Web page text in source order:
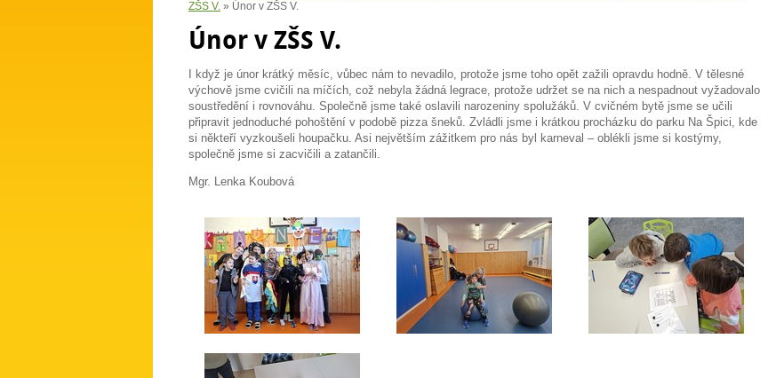
ZŠS V. » Únor v ZŠS V.
Únor v ZŠS V.
I když je únor krátký měsíc, vůbec nám to nevadilo, protože jsme toho opět zažili opravdu hodně. V tělesné
výchově jsme cvičili na míčích, což nebyla žádná legrace, protože udržet se na nich a nespadnout vyžadovalo
soustředění i rovnováhu. Společně jsme také oslavili narozeniny spolužáků. V cvičném bytě jsme se učili
připravit jednoduché pohoštění v podobě pizza šneků. Zvládli jsme i krátkou procházku do parku Na Špici, kde
si někteří vyzkoušeli houpačku. Asi největším zážitkem pro nás byl karneval – oblékli jsme si kostýmy,
společně jsme si zacvičili a zatančili.
Mgr. Lenka Koubová